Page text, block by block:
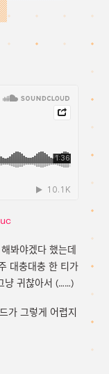
봐야겠다 했는데
대충대충 한 티가
냥 귀찮아서 (……)
가 그렇게 어렵지